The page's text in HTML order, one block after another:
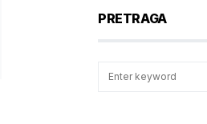
PRETRAGA